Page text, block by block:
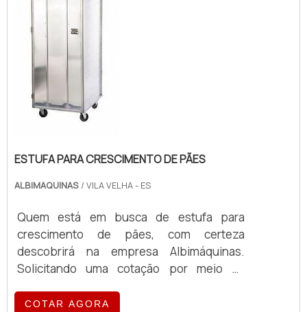
ESTUFA PARA CRESCIMENTO DE PÃES
ALBIMAQUINAS / VILA VELHA - ES
Quem está em busca de estufa para
crescimento de pães, com certeza
descobrirá na empresa Albimáquinas.
Solicitando uma cotação por meio da
referência de qualidade da área de
COTAR AGORA